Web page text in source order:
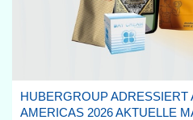
HUBERGROUP ADRESSIERT
AMERICAS 2026 AKTUELLE